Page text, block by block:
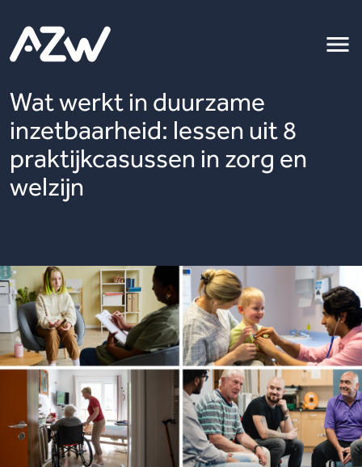
Wat werkt in duurzame
inzetbaarheid: lessen uit 8
praktijkcasussen in zorg en
welzijn